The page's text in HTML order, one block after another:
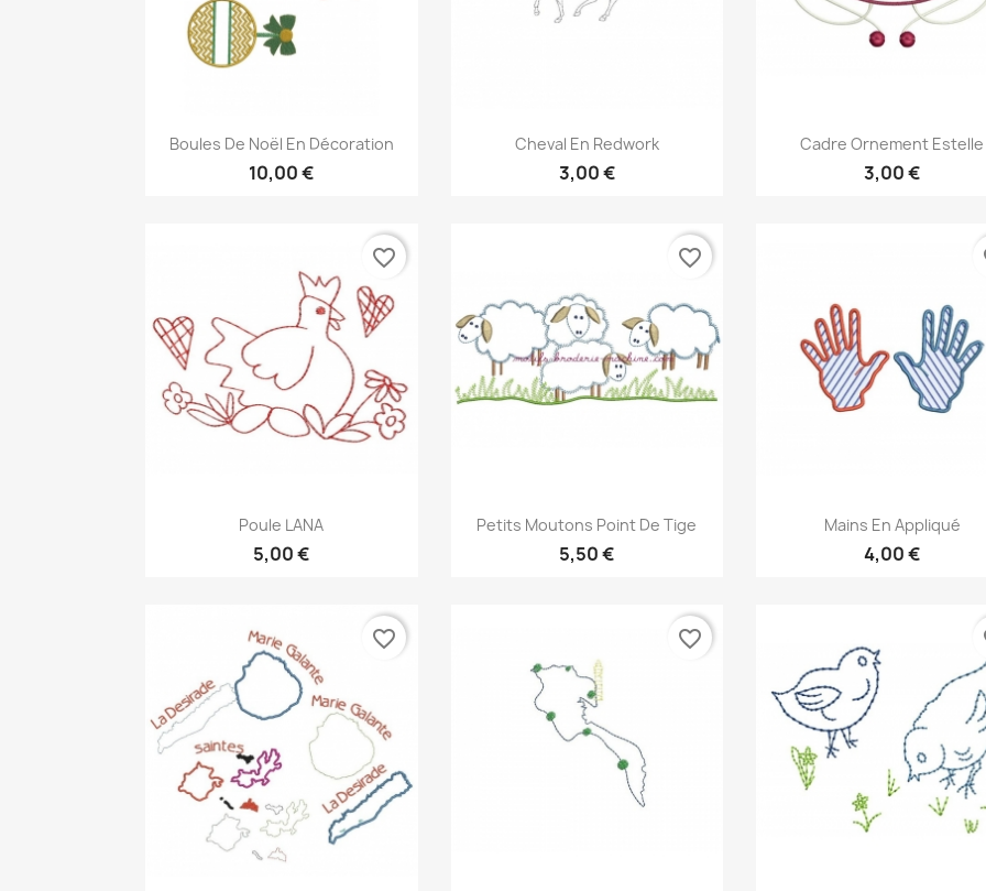
Aperçu rapide
Boules De Noël En Décoration
10,00 €
Aperçu rapide
Cheval En Redwork
3,00 €
Aperçu rapide
Cadre Ornement Estelle
3,00 €
Aperçu rapide
Poule LANA
5,00 €
favorite_border
Aperçu rapide
Petits Moutons Point De Tige
5,50 €
favorite_border
Aperçu rapide
Mains En Appliqué
4,00 €
favorite_border favorite_border